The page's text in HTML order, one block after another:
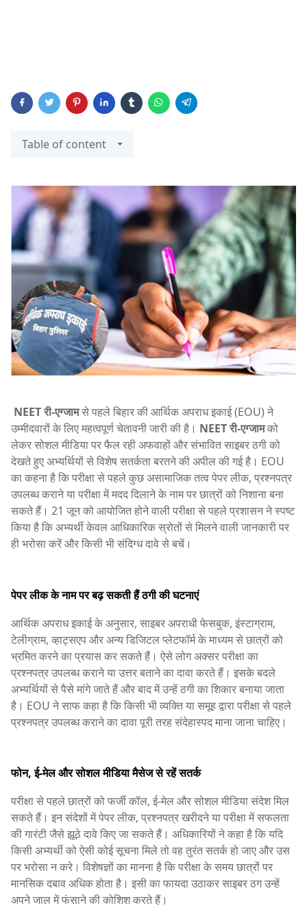
Table of content
NEET री-एग्जामसे पहले बिहार की आर्थिक अपराध इकाई (EOU) ने
उम्मीदवारों के लिए महत्वपूर्ण चेतावनी जारी की है। NEET री-एग्जामको
लेकर सोशल मीडिया पर फैल रही अफवाहों और संभावित साइबर ठगी को
देखते हुए अभ्यर्थियों से विशेष सतर्कता बरतने की अपील की गई है। EOU
का कहना है कि परीक्षा से पहले कुछ असामाजिक तत्व पेपर लीक, प्रश्नपत्र
उपलब्ध कराने या परीक्षा में मदद दिलाने के नाम पर छात्रों को निशाना बना
सकते हैं। 21 जून को आयोजित होने वाली परीक्षा से पहले प्रशासन ने स्पष्ट
किया है कि अभ्यर्थी केवल आधिकारिक स्रोतों से मिलने वाली जानकारी पर
ही भरोसा करें और किसी भी संदिग्ध दावे से बचें।
पेपर लीक के नाम पर बढ़ सकती हैं ठगी की घटनाएं
आर्थिक अपराध इकाई के अनुसार, साइबर अपराधी फेसबुक, इंस्टाग्राम,
टेलीग्राम, व्हाट्सएप और अन्य डिजिटल प्लेटफॉर्म के माध्यम से छात्रों को
भ्रमित करने का प्रयास कर सकते हैं। ऐसे लोग अक्सर परीक्षा का
प्रश्नपत्र उपलब्ध कराने या उत्तर बताने का दावा करते हैं। इसके बदले
अभ्यर्थियों से पैसे मांगे जाते हैं और बाद में उन्हें ठगी का शिकार बनाया जाता
है। EOU ने साफ कहा है कि किसी भी व्यक्ति या समूह द्वारा परीक्षा से पहले
प्रश्नपत्र उपलब्ध कराने का दावा पूरी तरह संदेहास्पद माना जाना चाहिए।
फोन, ई-मेल और सोशल मीडिया मैसेज से रहें सतर्क
परीक्षा से पहले छात्रों को फर्जी कॉल, ई-मेल और सोशल मीडिया संदेश मिल
सकते हैं। इन संदेशों में पेपर लीक, प्रश्नपत्र खरीदने या परीक्षा में सफलता
की गारंटी जैसे झूठे दावे किए जा सकते हैं। अधिकारियों ने कहा है कि यदि
किसी अभ्यर्थी को ऐसी कोई सूचना मिले तो वह तुरंत सतर्क हो जाए और उस
पर भरोसा न करे। विशेषज्ञों का मानना है कि परीक्षा के समय छात्रों पर
मानसिक दबाव अधिक होता है। इसी का फायदा उठाकर साइबर ठग उन्हें
अपने जाल में फंसाने की कोशिश करते हैं।